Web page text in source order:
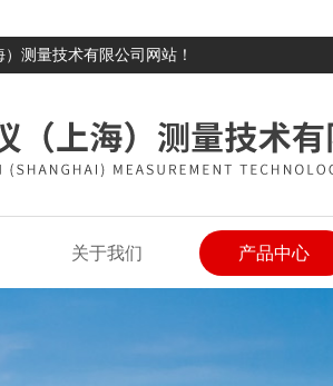
测量技术有限公司网站！
关于我们 产品中心